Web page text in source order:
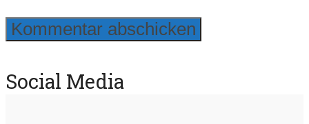
Social Media